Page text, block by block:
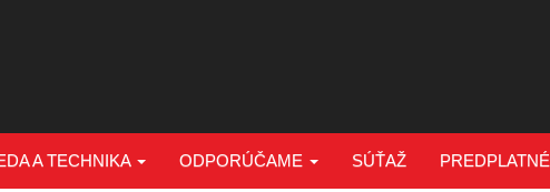
A TECHNIKA ODPORÚČAME SÚŤAŽ PREDPLATNÉ